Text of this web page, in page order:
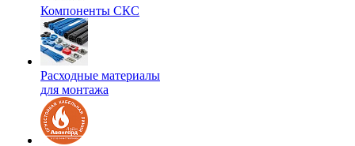
Компоненты СКС
Расходные материалы
для монтажа